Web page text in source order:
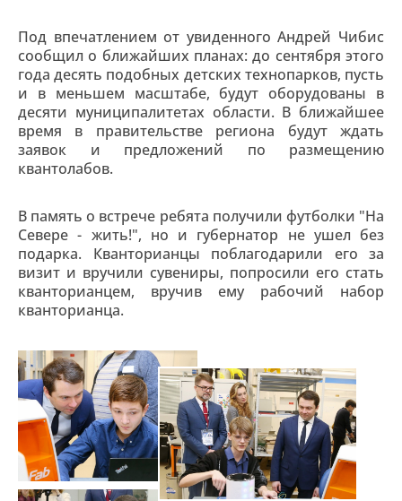
Под впечатлением от увиденного Андрей Чибис
сообщил о ближайших планах: до сентября этого
года десять подобных детских технопарков, пусть
и в меньшем масштабе, будут оборудованы в
десяти муниципалитетах области. В ближайшее
время в правительстве региона будут ждать
заявок и предложений по размещению
квантолабов.
В память о встрече ребята получили футболки "На
Севере - жить!", но и губернатор не ушел без
подарка. Кванторианцы поблагодарили его за
визит и вручили сувениры, попросили его стать
кванторианцем, вручив ему рабочий набор
кванторианца.